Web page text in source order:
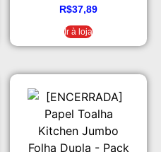
R$37,89
Ir à loja